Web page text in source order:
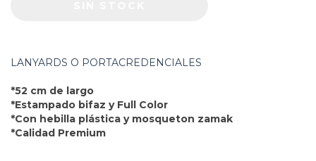
LANYARDS O PORTACREDENCIALES
*52 cm de largo
*Estampado bifaz y Full Color
*Con hebilla plástica y mosqueton zamak
*Calidad Premium